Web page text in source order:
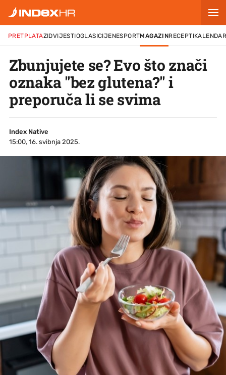
PRETPLATAZIDVIJESTIOGLASICIJENESPORTMAGAZINRECEPTI
Zbunjujete se? Evo što znači
oznaka "bez glutena?" i
preporuča li se svima
Index Native
15:00, 16. svibnja 2025.